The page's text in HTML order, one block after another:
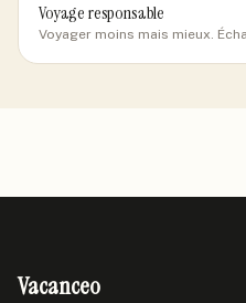
Voyage responsable
Voyager moins mais mieux.
Vacanceo